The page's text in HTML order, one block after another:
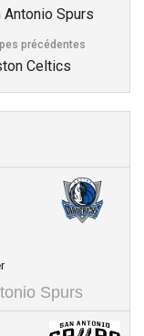
Antonio Spurs
précédentes
Celtics
Spurs